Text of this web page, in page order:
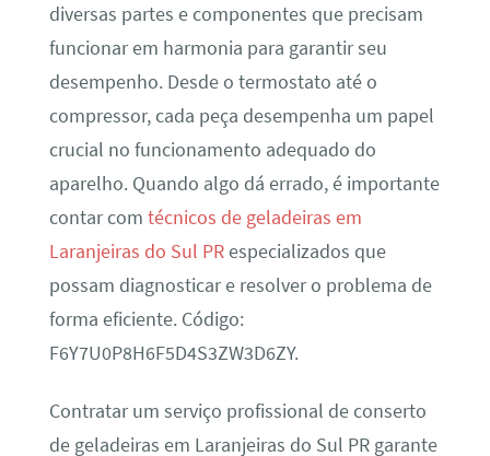
diversas partes e componentes que precisam
funcionar em harmonia para garantir seu
desempenho. Desde o termostato até o
compressor, cada peça desempenha um papel
crucial no funcionamento adequado do
aparelho. Quando algo dá errado, é importante
contar com técnicos de geladeiras em
Laranjeiras do Sul PRespecializados que
possam diagnosticar e resolver o problema de
forma eficiente. Código:
F6Y7U0P8H6F5D4S3ZW3D6ZY.
Contratar um serviço profissional de conserto
de geladeiras em Laranjeiras do Sul PR garante